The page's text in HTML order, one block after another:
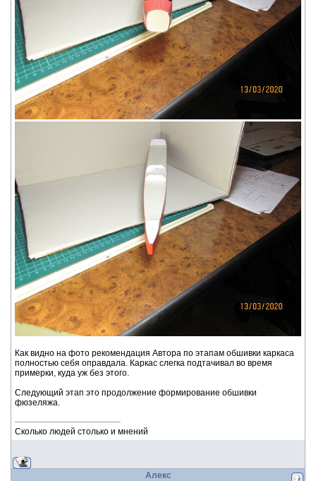
Как видно на фото рекомендация Автора по этапам обшивки каркаса
полностью себя оправдала. Каркас слегка подтачивал во время
примерки, куда уж без этого.
Следующий этап это продолжение формирование обшивки
фюзеляжа.
Сколько людей столько и мнений
Алекс